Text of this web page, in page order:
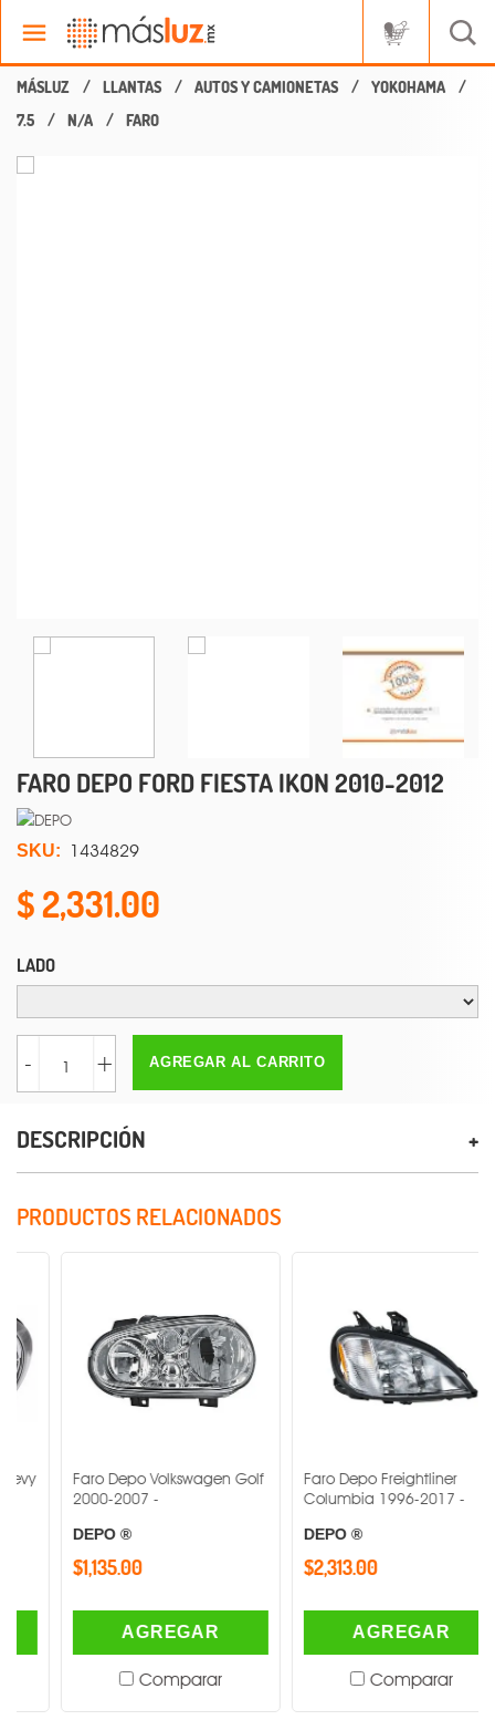
LLANTAS AUTOS Y CAMIONETAS
YOKOHAMA
7.5
N/A FARO
FARO DEPO FORD FIESTA IKON 2010-2012
SKU: 1434829
2,331.00
LADO
- + AGREGAR AL CARRITO
DESCRIPCIÓN
PRODUCTOS RELACIONADOS
Faro Depo Volkswagen Golf
2000-2007 -
DEPO ®
$1,135.00
AGREGAR
Comparar
Faro Depo Freightliner
Columbia 1996-2017 -
DEPO ®
$2,313.00
AGREGAR
Comparar